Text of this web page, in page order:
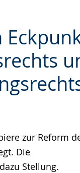
zur Reform
Die
Stellung.